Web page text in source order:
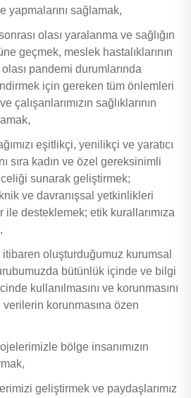
yapmalarını sağlamak,
olası yaralanma ve sağlığın
geçmek, meslek hastalıklarının
pandemi durumlarında
için gereken tüm önlemleri
çalışanlarımızın sağlıklarının
eşitlikçi, yenilikçi ve yaratıcı
sıra kadın ve özel gereksinimli
sunarak geliştirmek;
ve davranışsal yetkinlikleri
ile desteklemek; etik kurallarımıza
oluşturduğumuz kurumsal
bütünlük içinde ve bilgi
kullanılmasını ve korunmasını
korunmasına özen
bölge insanımızın
geliştirmek ve paydaşlarımız